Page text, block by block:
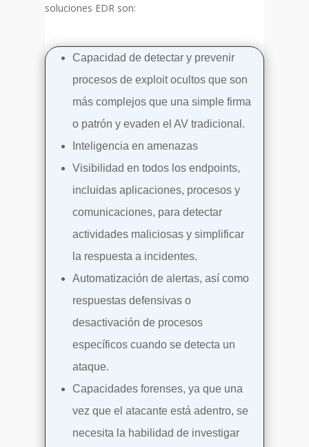
soluciones EDR son:
Capacidad de detectar y prevenir
procesos de exploit ocultos que son
más complejos que una simple firma
o patrón y evaden el AV tradicional.
Inteligencia en amenazas
Visibilidad en todos los endpoints,
incluidas aplicaciones, procesos y
comunicaciones, para detectar
actividades maliciosas y simplificar
la respuesta a incidentes.
Automatización de alertas, así como
respuestas defensivas o
desactivación de procesos
específicos cuando se detecta un
ataque.
Capacidades forenses, ya que una
vez que el atacante está adentro, se
necesita la habilidad de investigar